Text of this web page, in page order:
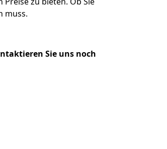
muss.
Sie uns noch